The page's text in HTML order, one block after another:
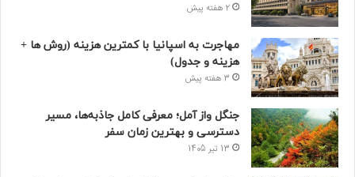
2 هفته پیش
مهاجرت به اسپانیا با کمترین هزینه (روش ها +
هزینه و جدول)
3 هفته پیش
جنگل واز آمل؛ معرفی کامل جاذبه‌ها، مسیر
دسترسی و بهترین زمان سفر
13 تیر 1405